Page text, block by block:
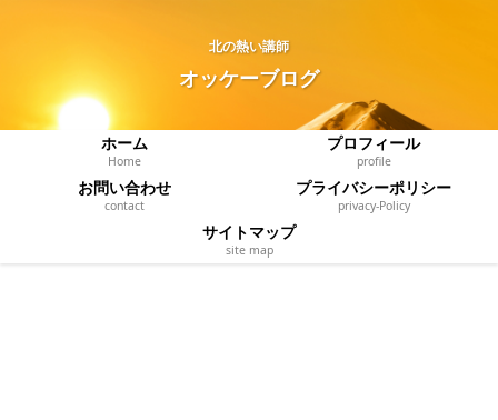
北の熱い講師
オッケーブログ
ホーム
Home
プロフィール
profile
お問い合わせ
contact
プライバシーポリシー
privacy‐Policy
サイトマップ
site map